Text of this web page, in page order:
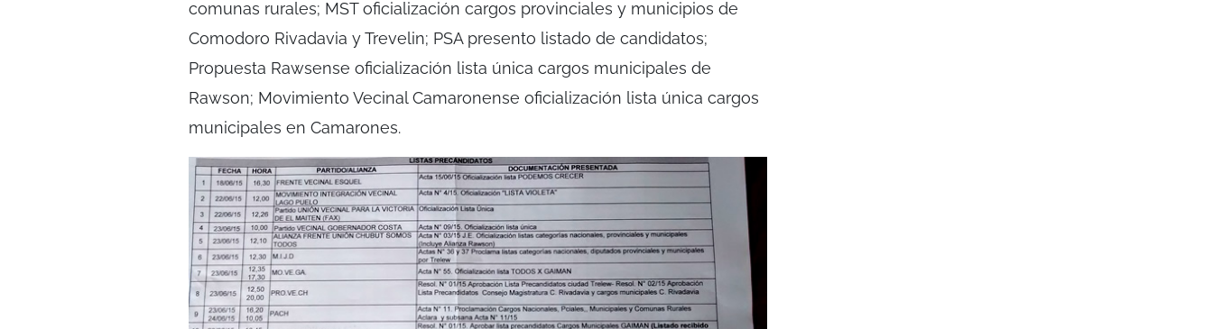
comunas rurales; MST oficialización cargos provinciales y municipios de
Comodoro Rivadavia y Trevelin; PSA presento listado de candidatos;
Propuesta Rawsense oficialización lista única cargos municipales de
Rawson; Movimiento Vecinal Camaronense oficialización lista única cargos
municipales en Camarones.